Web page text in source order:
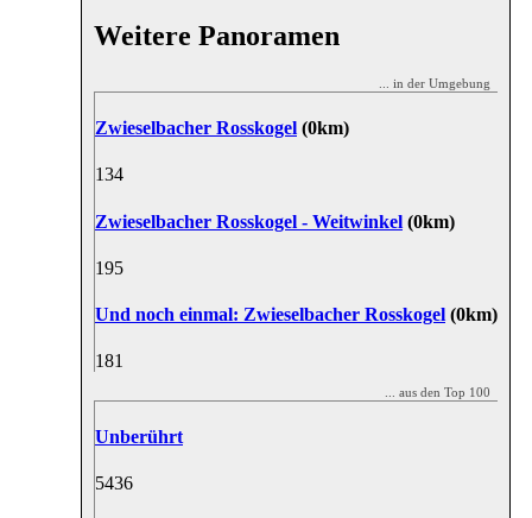
Weitere Panoramen
... in der Umgebung
Zwieselbacher Rosskogel (0km)
134
Zwieselbacher Rosskogel - Weitwinkel (0km)
195
Und noch einmal: Zwieselbacher Rosskogel (0km)
181
... aus den Top 100
Unberührt
5436